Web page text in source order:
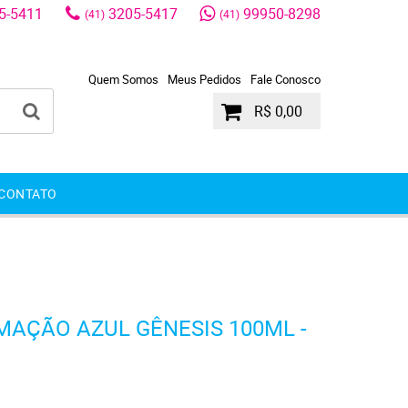
5411 (41)3205-5417 (41)99950-8298
Quem Somos Meus Pedidos Fale Conosco
R$ 0,00
AZUL GÊNESIS 100ML -